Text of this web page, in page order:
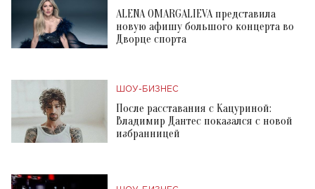
ALENA OMARGALIEVA представила
новую афишу большого концерта во
Дворце спорта
ШОУ-БИЗНЕС
После расставания с Кацуриной:
Владимир Дантес показался с новой
избранницей